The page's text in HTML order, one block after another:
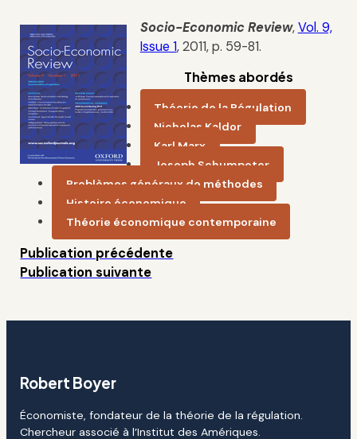
Socio-Economic Review,Vol. 9,
Issue 1, 2011, p. 59-81.
Thèmes abordés
Théorie de la Régulation
Nicholas Kaldor
Karl Marx
Joseph Schumpeter
Problèmes généraux de méthodes
Histoire économique
Théorie économique contemporaine
Publication précédente
Publication suivante
Robert Boyer
Économiste, fondateur de la théorie de la régulation.
Chercheur associé à l’Institut des Amériques.